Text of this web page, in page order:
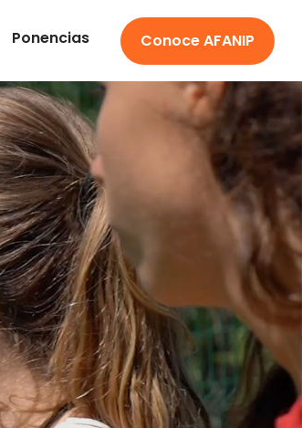
Ponencias Conoce AFANIP